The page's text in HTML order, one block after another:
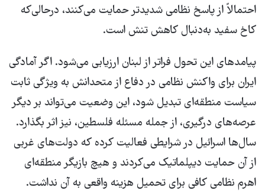
احتمالاً از پاسخ نظامی شدیدتر حمایت می‌کنند، درحالی‌که
کاخ سفید به‌دنبال کاهش تنش است.
پیامدهای این تحول فراتر از لبنان ارزیابی می‌شود. اگر آمادگی
ایران برای واکنش نظامی در دفاع از متحدانش به ویژگی ثابت
سیاست منطقه‌ای تبدیل شود، این وضعیت می‌تواند بر دیگر
عرصه‌های درگیری، از جمله مسئله فلسطین، نیز اثر بگذارد.
سال‌ها اسرائیل در شرایطی فعالیت کرده که دولت‌های غربی
از آن حمایت دیپلماتیک می‌کردند و هیچ بازیگر منطقه‌ای
اهرم نظامی کافی برای تحمیل هزینه واقعی به آن نداشت.